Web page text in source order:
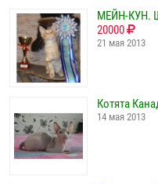
МЕЙН-КУН.
20000
21 мая 2013
Котята
14 мая 2013